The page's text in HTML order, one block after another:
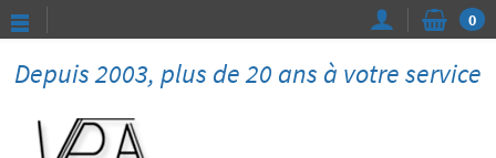
Depuis 2003, plus de 20 ans à votre service
0